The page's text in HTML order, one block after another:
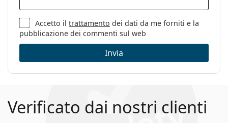
Accetto iltrattamento dei dati da me forniti e la
pubblicazione dei commenti sul web
Invia
Verificato dai nostri clienti